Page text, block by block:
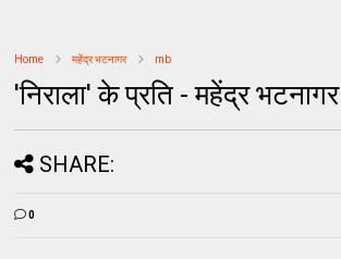
Home महेंद्र भटनागर mb
'निराला' के प्रति - महेंद्र भटनागर
SHARE:
0